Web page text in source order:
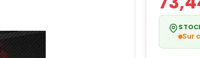
Sur